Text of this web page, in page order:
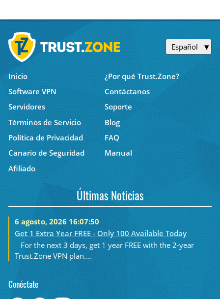
Español
Inicio
¿Por qué Trust.Zone?
Software VPN
Contáctanos
Servidores
Soporte
Términos de Servicio
Blog
Política de Privacidad
FAQ
Canario de Seguridad
Manual
Afiliado
Últimas Noticias
6 agosto, 2026 16:07:50
Get 1 Extra Year FREE - Only 100 Available Today
For the next 3 days, get 1 year FREE with the 2-year
Trust.Zone VPN plan....
Conéctate